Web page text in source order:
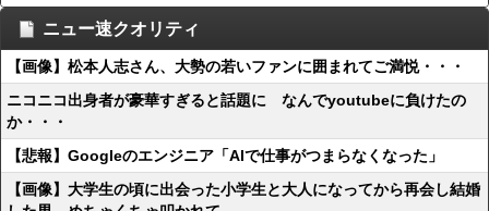
ニュー速クオリティ
【画像】松本人志さん、大勢の若いファンに囲まれてご満悦・・・
ニコニコ出身者が豪華すぎると話題に なんでyoutubeに負けたの
か・・・
【悲報】Googleのエンジニア「AIで仕事がつまらなくなった」
【画像】大学生の頃に出会った小学生と大人になってから再会し結婚